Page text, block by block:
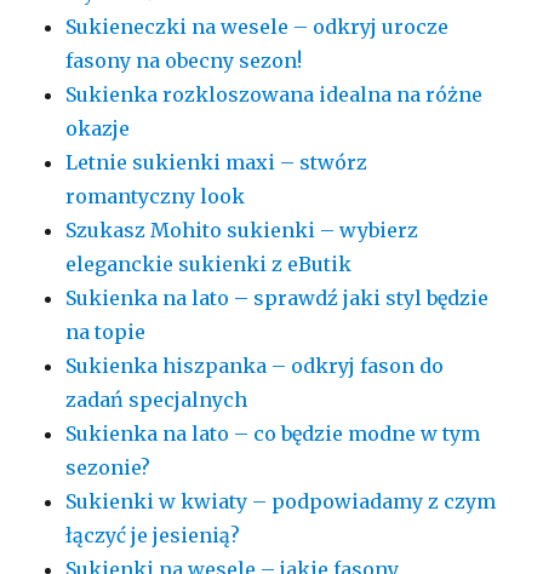
Sukieneczki na wesele – odkryj urocze
fasony na obecny sezon!
Sukienka rozkloszowana idealna na różne
okazje
Letnie sukienki maxi – stwórz
romantyczny look
Szukasz Mohito sukienki – wybierz
eleganckie sukienki z eButik
Sukienka na lato – sprawdź jaki styl będzie
na topie
Sukienka hiszpanka – odkryj fason do
zadań specjalnych
Sukienka na lato – co będzie modne w tym
sezonie?
Sukienki w kwiaty – podpowiadamy z czym
łączyć je jesienią?